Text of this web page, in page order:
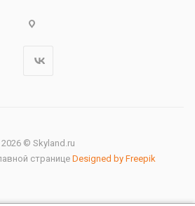
2026 © Skyland.ru
странице Designed by Freepik